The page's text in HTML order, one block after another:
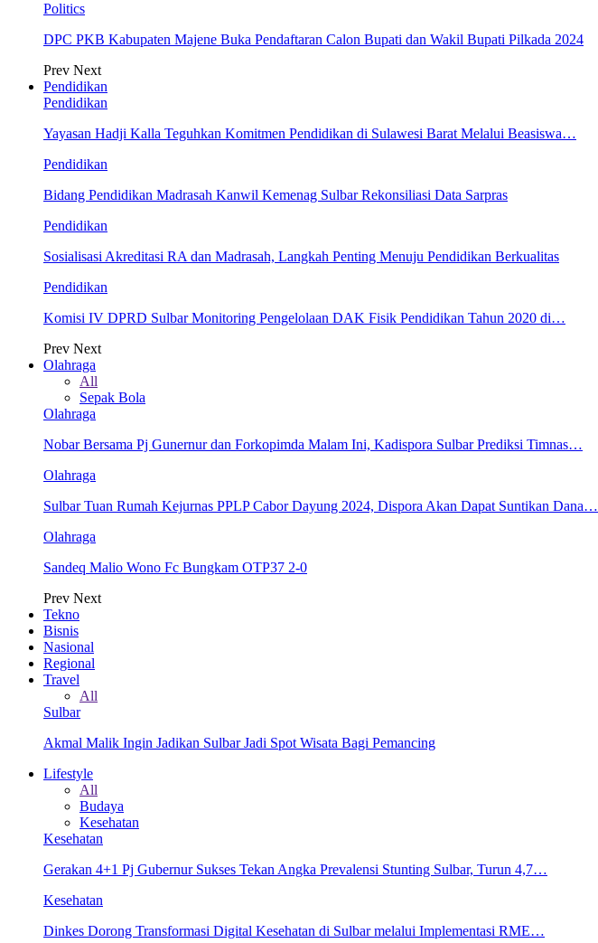
Politics
DPC PKB Kabupaten Majene Buka Pendaftaran Calon Bupati dan Wakil Bupati Pilkada 2024
Prev Next
Pendidikan
Pendidikan
Yayasan Hadji Kalla Teguhkan Komitmen Pendidikan di Sulawesi Barat Melalui Beasiswa…
Pendidikan
Bidang Pendidikan Madrasah Kanwil Kemenag Sulbar Rekonsiliasi Data Sarpras
Pendidikan
Sosialisasi Akreditasi RA dan Madrasah, Langkah Penting Menuju Pendidikan Berkualitas
Pendidikan
Komisi IV DPRD Sulbar Monitoring Pengelolaan DAK Fisik Pendidikan Tahun 2020 di…
Prev Next
Olahraga
All
Sepak Bola
Olahraga
Nobar Bersama Pj Gunernur dan Forkopimda Malam Ini, Kadispora Sulbar Prediksi Timnas…
Olahraga
Sulbar Tuan Rumah Kejurnas PPLP Cabor Dayung 2024, Dispora Akan Dapat Suntikan Dana…
Olahraga
Sandeq Malio Wono Fc Bungkam OTP37 2-0
Prev Next
Tekno
Bisnis
Nasional
Regional
Travel
All
Sulbar
Akmal Malik Ingin Jadikan Sulbar Jadi Spot Wisata Bagi Pemancing
Lifestyle
All
Budaya
Kesehatan
Kesehatan
Gerakan 4+1 Pj Gubernur Sukses Tekan Angka Prevalensi Stunting Sulbar, Turun 4,7…
Kesehatan
Dinkes Dorong Transformasi Digital Kesehatan di Sulbar melalui Implementasi RME…